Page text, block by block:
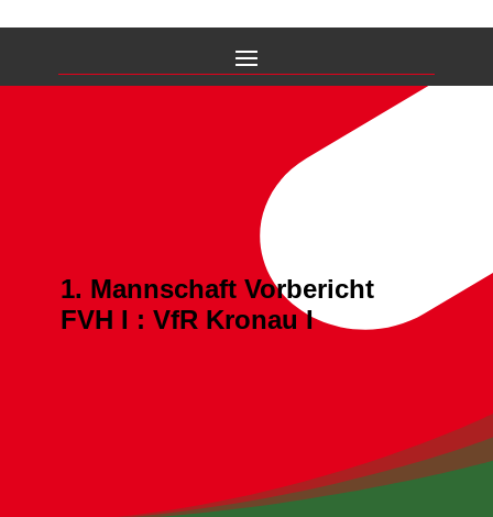
1. Mannschaft Vorbericht
FVH I : VfR Kronau I